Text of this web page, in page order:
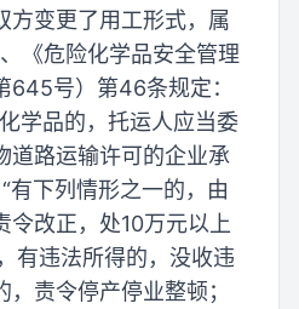
方变更了用工形式，属
《危险化学品安全管理
645号）第46条规定：
学品的，托运人应当委
道路运输许可的企业承
有下列情形之一的，由
令改正，处10万元以上
有违法所得的，没收违
责令停产停业整顿；